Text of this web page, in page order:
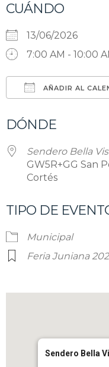
CUÁNDO
13/06/2026
7:00 AM - 10:00
AÑADIR AL
DÓNDE
Sendero Bella
GW5R+GG San
Cortés
TIPO DE
Municipal
Feria Juniana
Sendero Bella